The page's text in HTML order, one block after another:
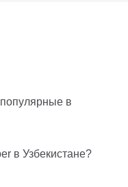
в
в Узбекистане?